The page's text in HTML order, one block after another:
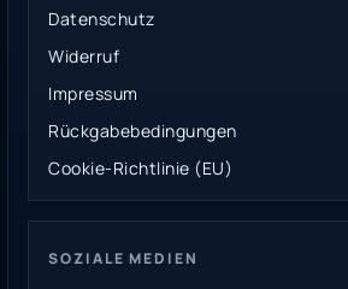
Datenschutz
Widerruf
Impressum
Rückgabebedingungen
Cookie-Richtlinie (EU)
SOZIALE MEDIEN